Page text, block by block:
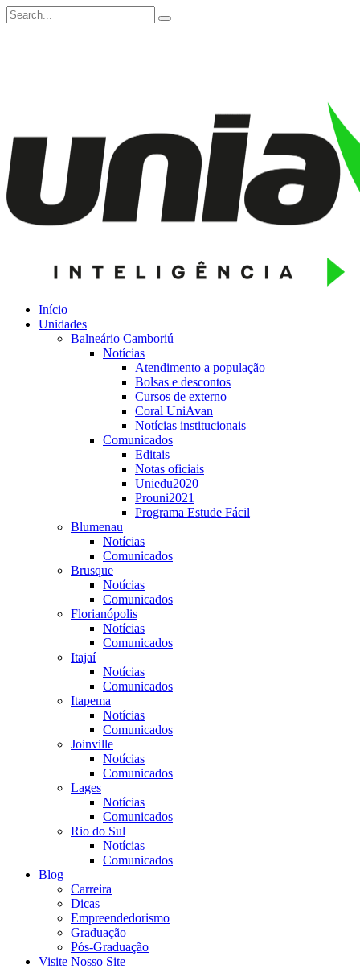
Início
Unidades
Balneário Camboriú
Notícias
Atendimento a população
Bolsas e descontos
Cursos de externo
Coral UniAvan
Notícias institucionais
Comunicados
Editais
Notas oficiais
Uniedu2020
Prouni2021
Programa Estude Fácil
Blumenau
Notícias
Comunicados
Brusque
Notícias
Comunicados
Florianópolis
Notícias
Comunicados
Itajaí
Notícias
Comunicados
Itapema
Notícias
Comunicados
Joinville
Notícias
Comunicados
Lages
Notícias
Comunicados
Rio do Sul
Notícias
Comunicados
Blog
Carreira
Dicas
Empreendedorismo
Graduação
Pós-Graduação
Visite Nosso Site